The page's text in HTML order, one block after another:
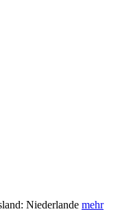
Niederlande mehr